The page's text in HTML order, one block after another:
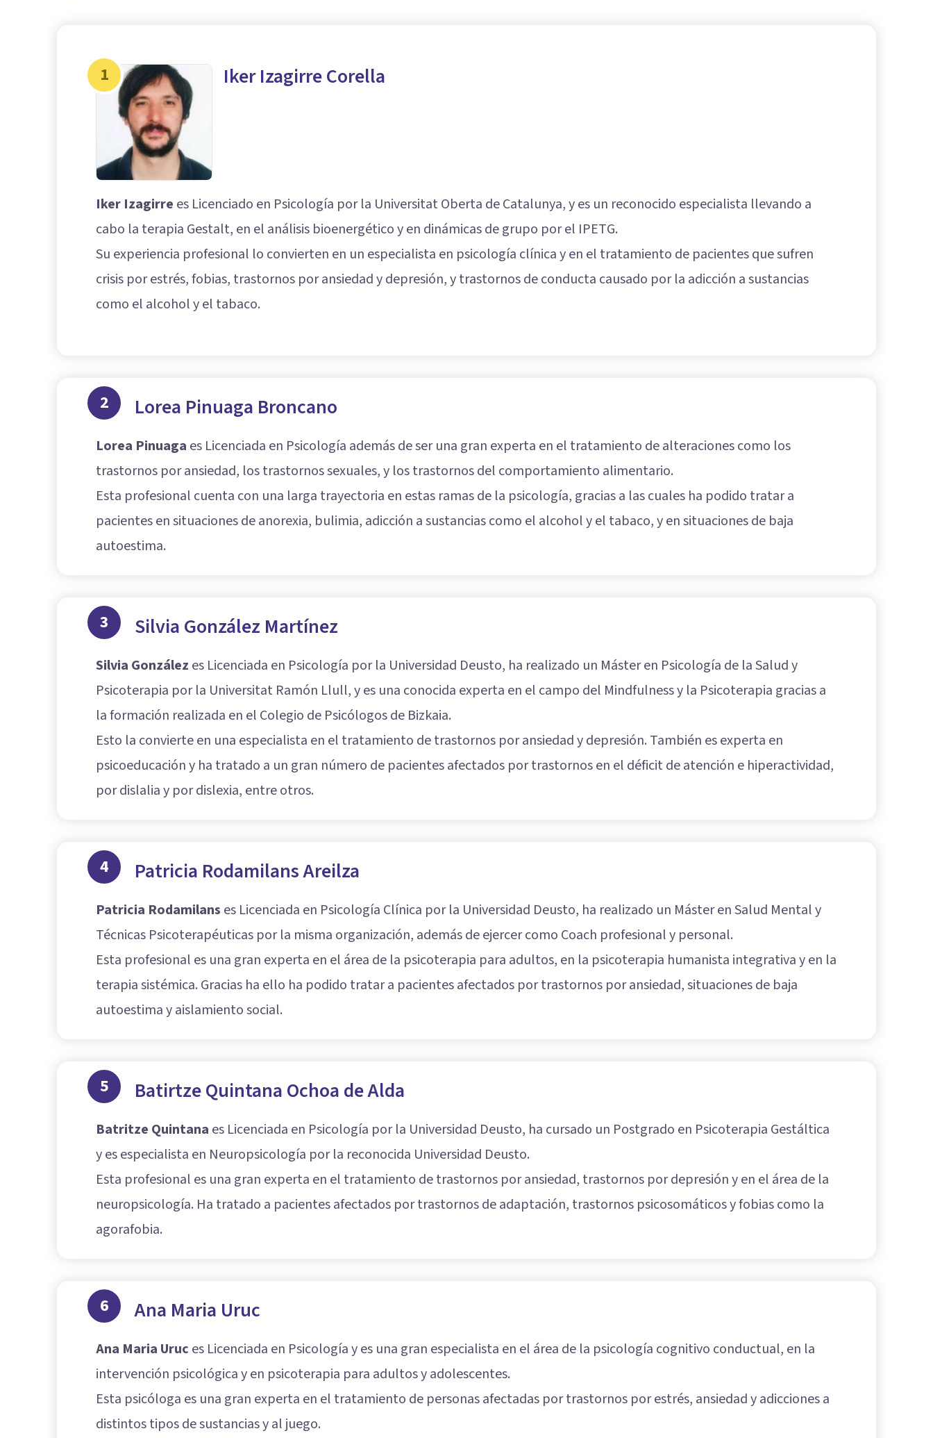
1 Iker Izagirre Corella
Iker Izagirre es Licenciado en Psicología por la Universitat Oberta de Catalunya, y es un reconocido especialista llevando a
cabo la terapia Gestalt, en el análisis bioenergético y en dinámicas de grupo por el IPETG.
Su experiencia profesional lo convierten en un especialista en psicología clínica y en el tratamiento de pacientes que sufren
crisis por estrés,fobias, trastornos por ansiedad y depresión, y trastornos de conducta causado por la adicción a sustancias
como el alcohol y el tabaco.
2 Lorea Pinuaga Broncano
Lorea Pinuaga es Licenciada en Psicología además de ser una gran experta en el tratamiento de alteraciones como los
trastornos por ansiedad, los trastornos sexuales, y los trastornos del comportamiento alimentario.
Esta profesional cuenta con una larga trayectoria en estas ramas de la psicología, gracias a las cuales ha podido tratar a
pacientes en situaciones de anorexia, bulimia, adicción a sustancias como el alcohol y el tabaco, y en situaciones de baja
autoestima.
3 Silvia González Martínez
Silvia González es Licenciada en Psicología por la Universidad Deusto, ha realizado un Máster en Psicología de la Salud y
Psicoterapia por la Universitat Ramón Llull, y es una conocida experta en el campo del Mindfulness y la Psicoterapia gracias a
la formación realizada en el Colegio de Psicólogos de Bizkaia.
Esto la convierte en una especialista en el tratamiento de trastornos por ansiedad y depresión. También es experta en
psicoeducación y ha tratado a un gran número de pacientes afectados por trastornos en el déficit de atención e hiperactividad,
por dislalia y por dislexia, entre otros.
4 Patricia Rodamilans Areilza
Patricia Rodamilans es Licenciada en Psicología Clínica por la Universidad Deusto, ha realizado un Máster en Salud Mental y
Técnicas Psicoterapéuticas por la misma organización, además de ejercer como Coach profesional y personal.
Esta profesional es una gran experta en el área de la psicoterapia para adultos, en la psicoterapia humanista integrativa y en la
terapia sistémica. Gracias ha ello ha podido tratar a pacientes afectados por trastornos por ansiedad, situaciones de baja
autoestima y aislamiento social.
5 Batirtze Quintana Ochoa de Alda
Batritze Quintana es Licenciada en Psicología por la Universidad Deusto, ha cursado un Postgrado en Psicoterapia Gestáltica
y es especialista en Neuropsicología por la reconocida Universidad Deusto.
Esta profesional es una gran experta en el tratamiento de trastornos por ansiedad, trastornos por depresión y en el área de la
neuropsicología. Ha tratado a pacientes afectados por trastornos de adaptación, trastornos psicosomáticos y fobias como la
agorafobia.
6 Ana Maria Uruc
Ana Maria Uruc es Licenciada en Psicología y es una gran especialista en el área de la psicología cognitivo conductual, en la
intervención psicológica y en psicoterapia para adultos y adolescentes.
Esta psicóloga es una gran experta en el tratamiento de personas afectadas por trastornos por estrés, ansiedad y adicciones a
distintos tipos de sustancias y al juego.